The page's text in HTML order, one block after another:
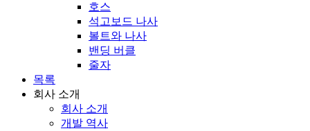
호스
석고보드 나사
볼트와 나사
밴딩 버클
줄자
목록
회사 소개
회사 소개
개발 역사